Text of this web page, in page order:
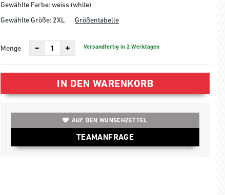
Gewählte Farbe: weiss (white)
Gewählte Größe: 2XL Größentabelle
Menge Versandfertig in 2 Werktagen
IN DEN WARENKORB
AUF DEN WUNSCHZETTEL
TEAMANFRAGE